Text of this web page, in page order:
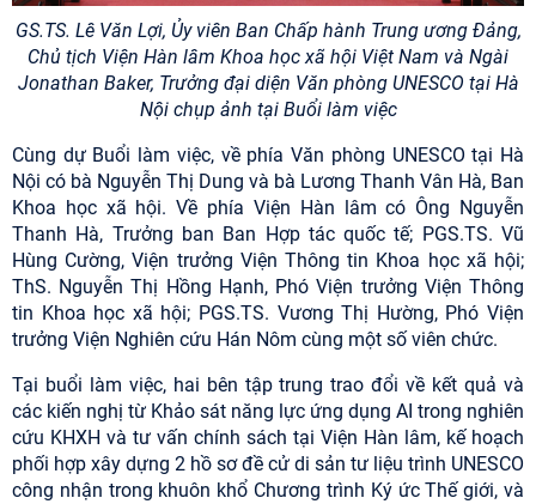
GS.TS. Lê Văn Lợi, Ủy viên Ban Chấp hành Trung ương Đảng,
Chủ tịch Viện Hàn lâm Khoa học xã hội Việt Nam và Ngài
Jonathan Baker, Trưởng đại diện Văn phòng UNESCO tại Hà
Nội chụp ảnh tại Buổi làm việc
Cùng dự Buổi làm việc, về phía Văn phòng UNESCO tại Hà
Nội có bà Nguyễn Thị Dung và bà Lương Thanh Vân Hà, Ban
Khoa học xã hội. Về phía Viện Hàn lâm có Ông Nguyễn
Thanh Hà, Trưởng ban Ban Hợp tác quốc tế; PGS.TS. Vũ
Hùng Cường, Viện trưởng Viện Thông tin Khoa học xã hội;
ThS. Nguyễn Thị Hồng Hạnh, Phó Viện trưởng Viện Thông
tin Khoa học xã hội; PGS.TS. Vương Thị Hường, Phó Viện
trưởng Viện Nghiên cứu Hán Nôm cùng một số viên chức.
Tại buổi làm việc, hai bên tập trung trao đổi về kết quả và
các kiến nghị từ Khảo sát năng lực ứng dụng AI trong nghiên
cứu KHXH và tư vấn chính sách tại Viện Hàn lâm, kế hoạch
phối hợp xây dựng 2 hồ sơ đề cử di sản tư liệu trình UNESCO
công nhận trong khuôn khổ Chương trình Ký ức Thế giới, và